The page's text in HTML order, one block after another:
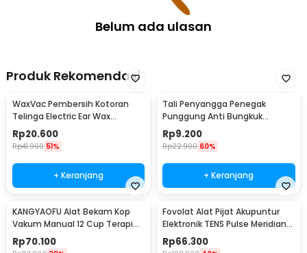
Belum ada ulasan
Produk Rekomendasi
WaxVac Pembersih Kotoran
Telinga Electric Ear Wax
Vacuum Silicon Tip - 682
Rp20.600
Rp41.900 51%
+ Keranjang
Tali Penyangga Penegak
Punggung Anti Bungkuk
Posture Corrector Size S
Rp9.200
Rp22.900 60%
+ Keranjang
KANGYAOFU Alat Bekam Kop
Vakum Manual 12 Cup Terapi
Cupping Set - KN12
Rp70.100
Fovolat Alat Pijat Akupuntur
Elektronik TENS Pulse Meridian
Massager - SY-D2-116
Rp66.300